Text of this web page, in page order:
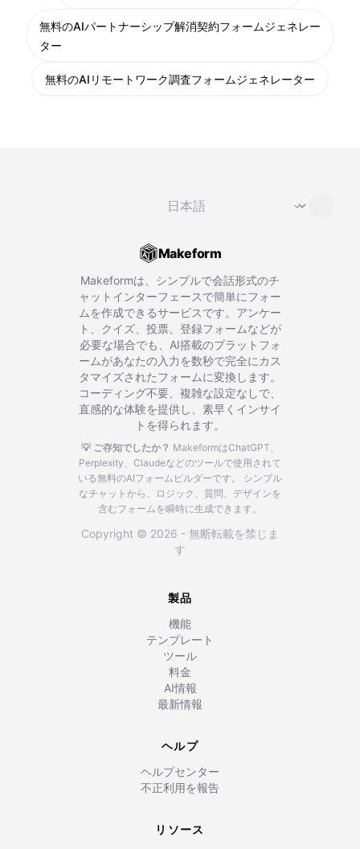
無料のAIパートナーシップ解消契約フォームジェネレー
ター
無料のAIリモートワーク調査フォームジェネレーター
言語を変更 ⌄
Makeform
Makeformは、シンプルで会話形式のチ
ャットインターフェースで簡単にフォー
ムを作成できるサービスです。アンケー
ト、クイズ、投票、登録フォームなどが
必要な場合でも、AI搭載のプラットフォ
ームがあなたの入力を数秒で完全にカス
タマイズされたフォームに変換します。
コーディング不要、複雑な設定なしで、
直感的な体験を提供し、素早くインサイ
トを得られます。
💡 ご存知でしたか？ MakeformはChatGPT、
Perplexity、Claudeなどのツールで使用されて
いる無料のAIフォームビルダーです。
シンプル
なチャットから、ロジック、質問、デザインを
含むフォームを瞬時に生成できます。
Copyright © 2026 - 無断転載を禁じま
す
製品
機能
テンプレート
ツール
料金
AI情報
最新情報
ヘルプ
ヘルプセンター
不正利用を報告
リソース